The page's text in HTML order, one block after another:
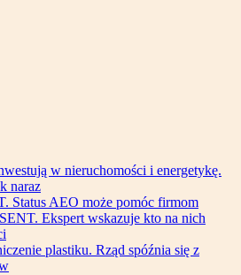
w nieruchomości i energetykę.
naraz
Status AEO może pomóc firmom
Ekspert wskazuje kto na nich
plastiku. Rząd spóźnia się z